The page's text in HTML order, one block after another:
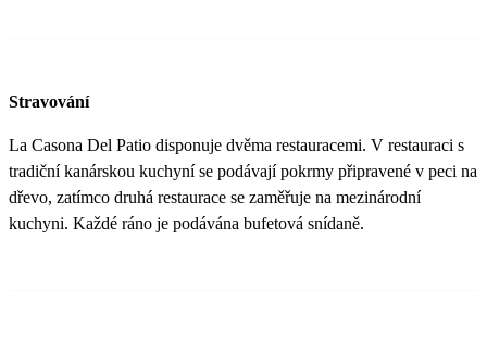
Stravování
La Casona Del Patio disponuje dvěma restauracemi. V restauraci s
tradiční kanárskou kuchyní se podávají pokrmy připravené v peci na
dřevo, zatímco druhá restaurace se zaměřuje na mezinárodní
kuchyni. Každé ráno je podávána bufetová snídaně.